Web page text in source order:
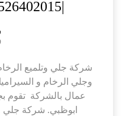
شركة جلي وتلميع
وجلي الرخام و
عمال بالشركة تقوم
ابوظبي. شركة جلي